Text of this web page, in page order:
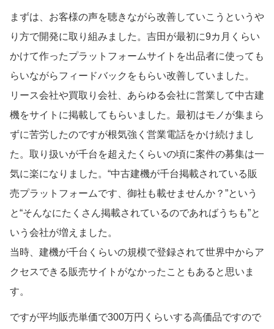
まずは、お客様の声を聴きながら改善していこうというや
り方で開発に取り組みました。吉田が最初に9カ月くらい
かけて作ったプラットフォームサイトを出品者に使っても
らいながらフィードバックをもらい改善していました。
リース会社や買取り会社、あらゆる会社に営業して中古建
機をサイトに掲載してもらいました。最初はモノが集まら
ずに苦労したのですが根気強く営業電話をかけ続けまし
た。取り扱いが千台を超えたくらいの頃に案件の募集は一
気に楽になりました。“中古建機が千台掲載されている販
売プラットフォームです、御社も載せませんか？”という
と“そんなにたくさん掲載されているのであればうちも”と
いう会社が増えました。
当時、建機が千台くらいの規模で登録されて世界中からア
クセスできる販売サイトがなかったこともあると思いま
す。
ですが平均販売単価で300万円くらいする高価品ですので